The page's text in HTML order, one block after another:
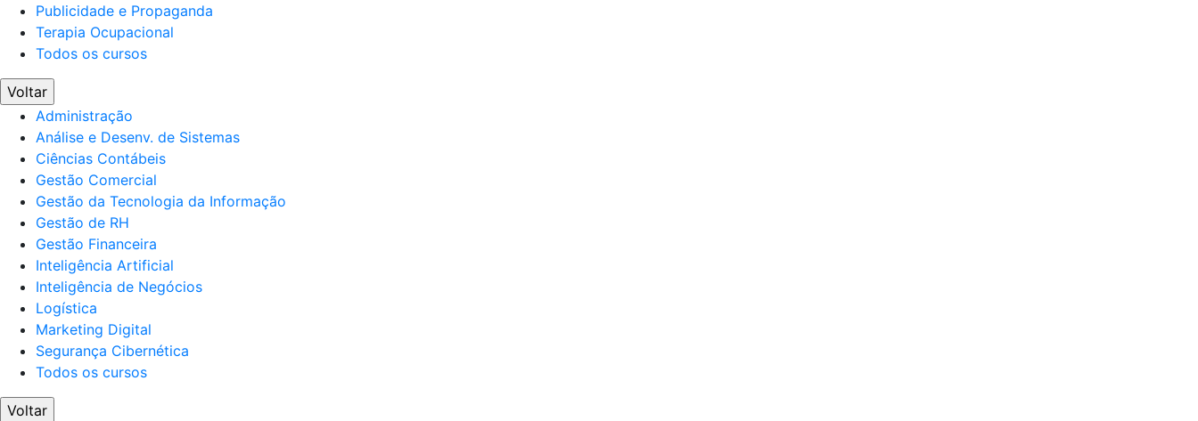
Publicidade e Propaganda
Terapia Ocupacional
Todos os cursos
Voltar
Administração
Análise e Desenv. de Sistemas
Ciências Contábeis
Gestão Comercial
Gestão da Tecnologia da Informação
Gestão de RH
Gestão Financeira
Inteligência Artificial
Inteligência de Negócios
Logística
Marketing Digital
Segurança Cibernética
Todos os cursos
Voltar